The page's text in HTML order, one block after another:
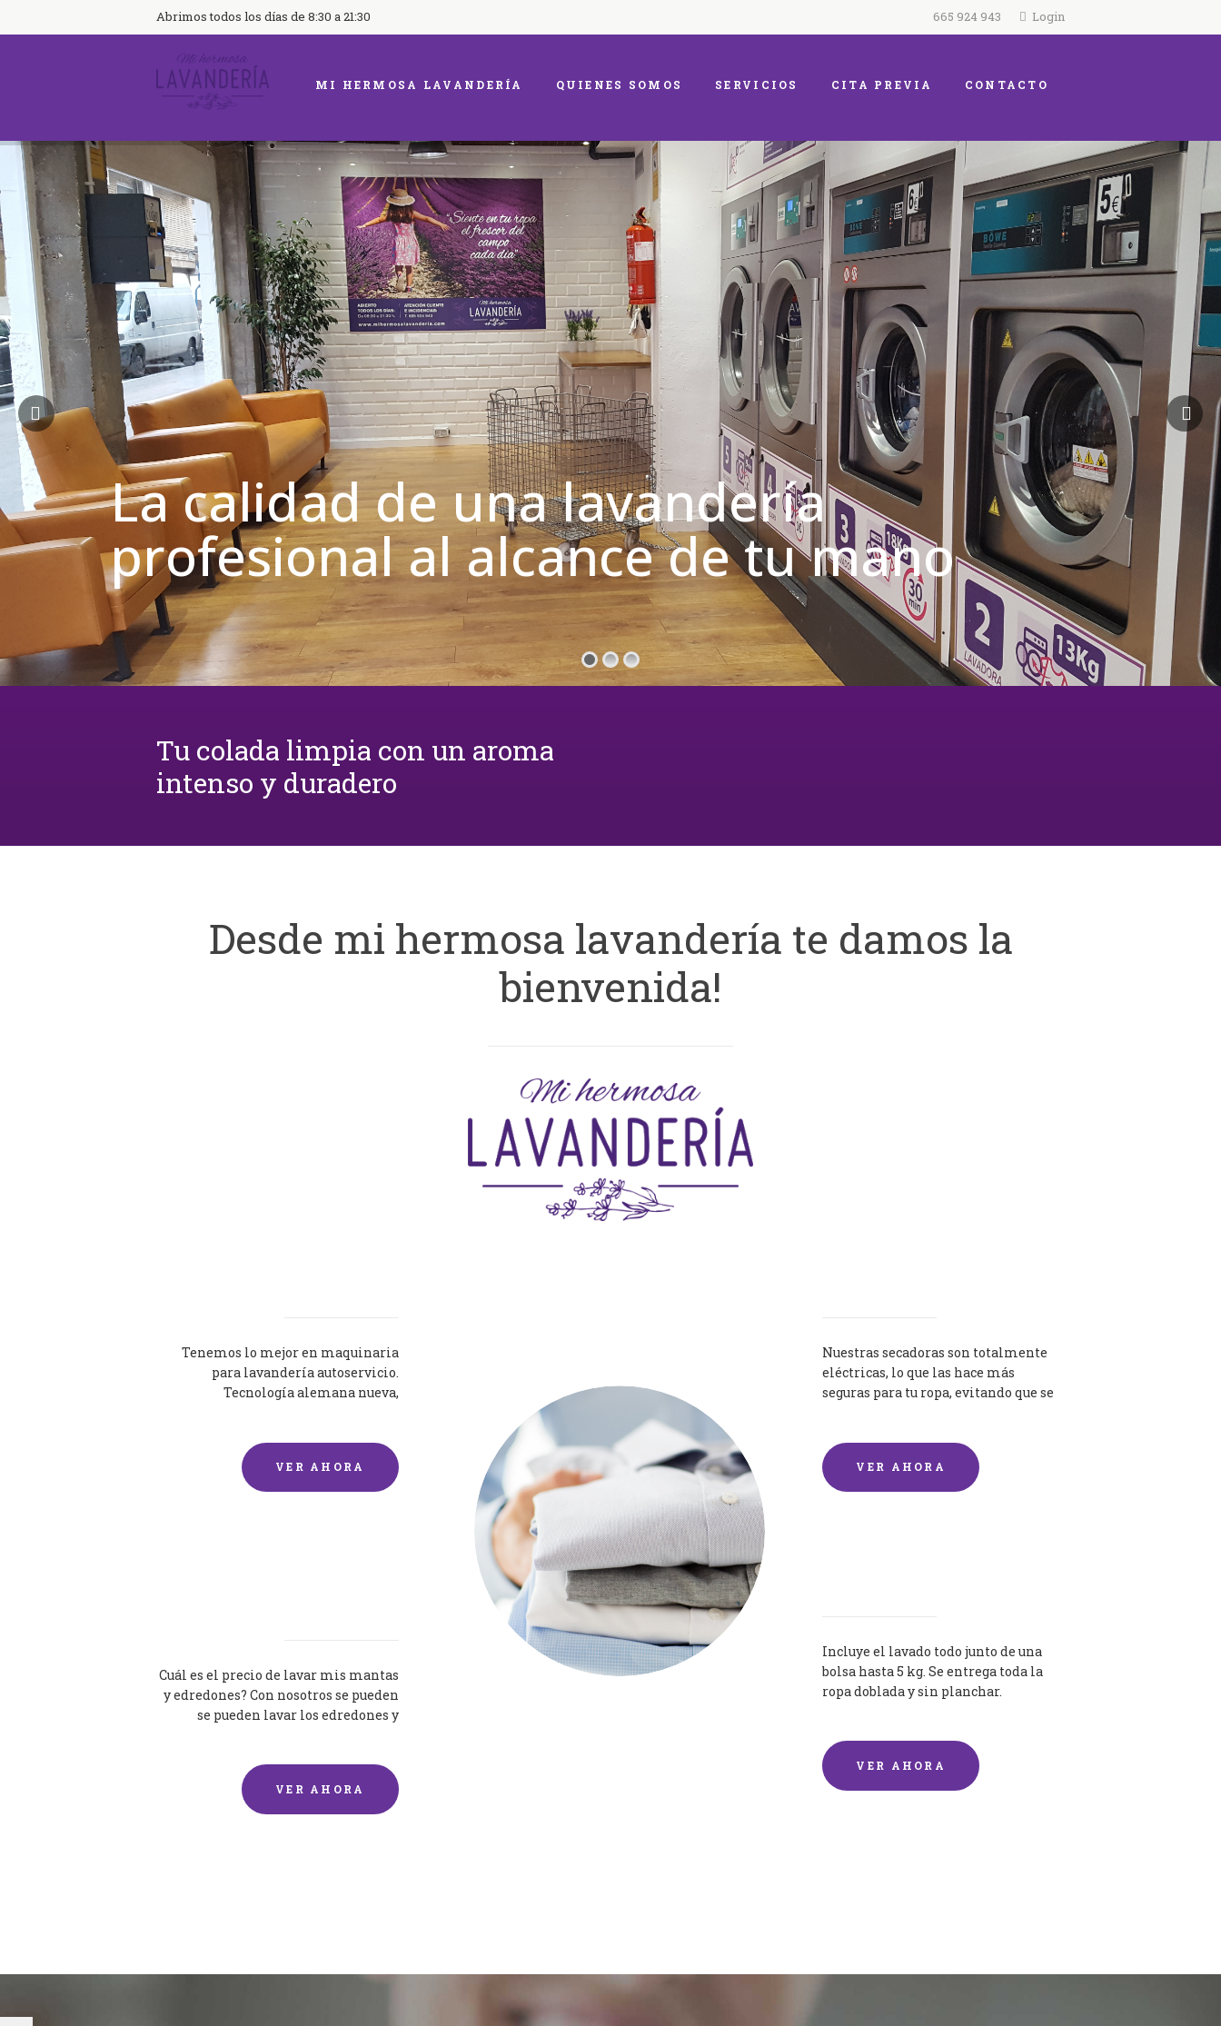
Abrimos todos los días de 8:30 a 21:30 665 924 943 Login
MI HERMOSA LAVANDERÍA QUIENES SOMOS SERVICIOS CITA PREVIA CONTACTO
La calidad de una lavandería
profesional al alcance de tu mano
Tu colada limpia con un aroma
intenso y duradero
Desde mi hermosa lavandería te damos la
bienvenida!
Tenemos lo mejor en maquinaria
para lavandería autoservicio.
Tecnología alemana nueva,
VER AHORA
Nuestras secadoras son totalmente
eléctricas, lo que las hace más
seguras para tu ropa, evitando que se
VER AHORA
Cuál es el precio de lavar mis mantas
y edredones? Con nosotros se pueden
se pueden lavar los edredones y
VER AHORA
Incluye el lavado todo junto de una
bolsa hasta 5 kg. Se entrega toda la
ropa doblada y sin planchar.
VER AHORA